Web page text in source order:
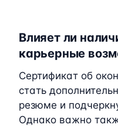
Влияет ли
карьерные
Сертификат об
стать
резюме и
Однако важно